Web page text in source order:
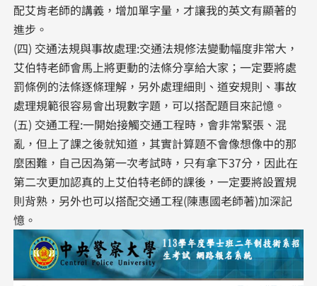
配艾肯老師的講義，增加單字量，才讓我的英文有顯著的
進步。
(四) 交通法規與事故處理:交通法規修法變動幅度非常大，
艾伯特老師會馬上將更動的法條分享給大家；一定要將處
罰條例的法條逐條理解，另外處理細則、道安規則、事故
處理規範很容易會出現數字題，可以搭配題目來記憶。
(五) 交通工程:一開始接觸交通工程時，會非常緊張、混
亂，但上了課之後就知道，其實計算題不會像想像中的那
麼困難，自己因為第一次考試時，只有拿下37分，因此在
第二次更加認真的上艾伯特老師的課後，一定要將設置規
則背熟，另外也可以搭配交通工程(陳惠國老師著)加深記
憶。